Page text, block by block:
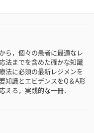
ら，個々の患者に最適なレ
法までを含めた確かな知識
法に必須の最新レジメンを
知識とエビデンスをQ＆A形
る，実践的な一冊．